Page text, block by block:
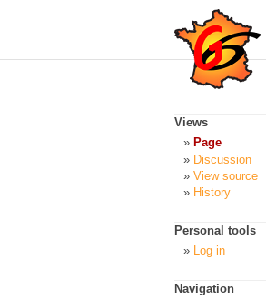
Views
Page
Discussion
View source
History
Personal tools
Log in
Navigation